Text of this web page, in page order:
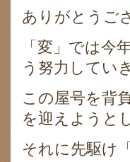
ありがとうご
「変」では今
う努力してい
この屋号を背
を迎えようと
それに先駆け